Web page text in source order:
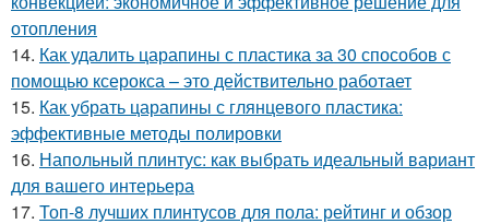
отопления
14. Как удалить царапины с пластика за 30 способов с
помощью ксерокса – это действительно работает
15. Как убрать царапины с глянцевого пластика:
эффективные методы полировки
16. Напольный плинтус: как выбрать идеальный вариант
для вашего интерьера
17. Топ-8 лучших плинтусов для пола: рейтинг и обзор